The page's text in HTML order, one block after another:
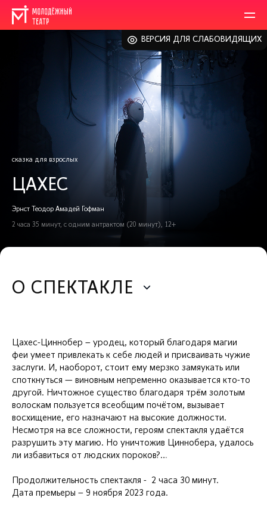
ВЕРСИЯ ДЛЯ СЛАБОВИДЯЩИХ
сказка для взрослых
ЦАХЕС
Эрнст Теодор Амадей Гофман
2 часа 35 минут, с одним антрактом (20 минут), 12+
О СПЕКТАКЛЕ
Цахес-Циннобер – уродец, который благодаря магии
феи умеет привлекать к себе людей и присваивать чужие
заслуги. И, наоборот, стоит ему мерзко замяукать или
споткнуться — виновным непременно оказывается кто-то
другой. Ничтожное существо благодаря трём золотым
волоскам пользуется всеобщим почётом, вызывает
восхищение, его назначают на высокие должности.
Несмотря на все сложности, героям спектакля удаётся
разрушить эту магию. Но уничтожив Циннобера, удалось
ли избавиться от людских пороков?…
Продолжительность спектакля - 2 часа 30 минут.
Дата премьеры – 9 ноября 2023 года.